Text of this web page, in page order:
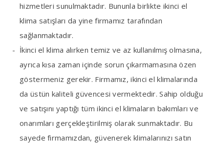
hizmetleri sunulmaktadır. Bununla birlikte ikinci el
klima satışları da yine firmamız tarafından
sağlanmaktadır.
İkinci el klima alırken temiz ve az kullanılmış olmasına,
ayrıca kısa zaman içinde sorun çıkarmamasına özen
göstermeniz gerekir. Firmamız, ikinci el klimalarında
da üstün kaliteli güvencesi vermektedir. Sahip olduğu
ve satışını yaptığı tüm ikinci el klimaların bakımları ve
onarımları gerçekleştirilmiş olarak sunmaktadır. Bu
sayede firmamızdan, güvenerek klimalarınızı satın